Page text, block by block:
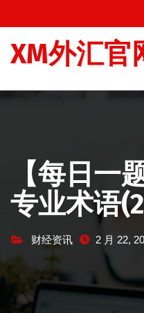
至
XM外汇官
【每日一
专业术语
财经资讯 2 月 22,